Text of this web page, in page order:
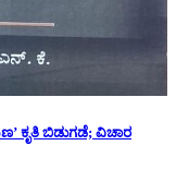
ಕೃತಿ ಬಿಡುಗಡೆ; ವಿಚಾರ